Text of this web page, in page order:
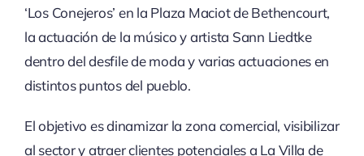
‘Los Conejeros’ en la Plaza Maciot de Bethencourt,
la actuación de la músico y artista Sann Liedtke
dentro del desfile de moda y varias actuaciones en
distintos puntos del pueblo.
El objetivo es dinamizar la zona comercial, visibilizar
al sector y atraer clientes potenciales a La Villa de